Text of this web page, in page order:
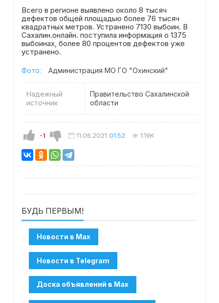
Всего в регионе выявлено около 8 тысяч
дефектов общей площадью более 76 тысяч
квадратных метров. Устранено 7130 выбоин. В
Сахалин.онлайн. поступила информация о 1375
выбоинах, более 80 процентов дефектов уже
устранено.
Фото: Администрация МО ГО "Охинский"
Надежный
источник
Правительство Сахалинской
области
-1 11.06.2021 01:52 1.19K
БУДЬ ПЕРВЫМ!